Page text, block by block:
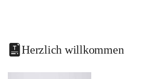
Herzlich willkommen